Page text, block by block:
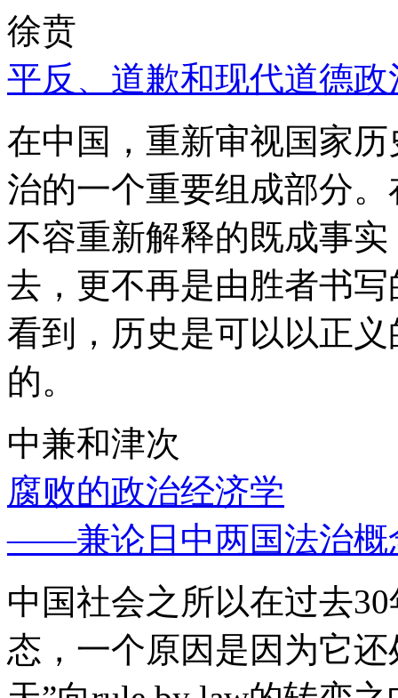
徐贲
平反、道歉和现代道德政
在中国，重新审视国家
治的一个重要组成部分
不容重新解释的既成事
去，更不再是由胜者书
看到，历史是可以以正
的。
中兼和津次
腐败的政治经济学
——兼论日中两国法治概
中国社会之所以在过去
态，一个原因是因为它